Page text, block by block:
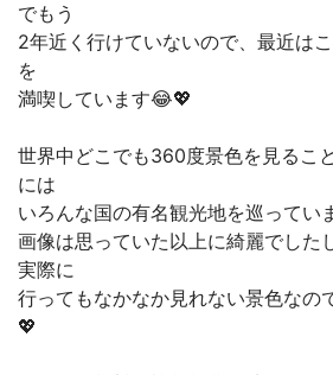
でもう
2年近く行けていないので、最近は
を
満喫しています😂💖
世界中どこでも360度景色を見るこ
には
いろんな国の有名観光地を巡ってい
画像は思っていた以上に綺麗でした
実際に
行ってもなかなか見れない景色なの
💖